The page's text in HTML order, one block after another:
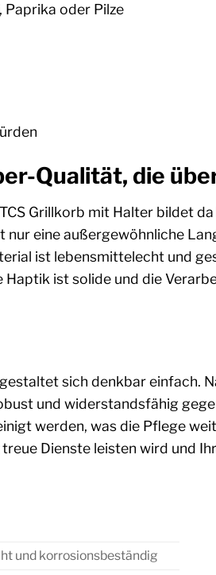
Paprika oder Pilze
Qualität, die
Grillkorb mit Halter bildet
eine außergewöhnliche
ist lebensmittelecht und
ist solide und die
sich denkbar einfach.
und widerstandsfähig
werden, was die Pflege
Dienste leisten wird und
und korrosionsbeständig